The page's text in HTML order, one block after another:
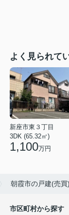
よく見られて
新座市東３丁目
3DK (65.32㎡)
1,100万円
朝霞市の戸建(売
市区町村から探す